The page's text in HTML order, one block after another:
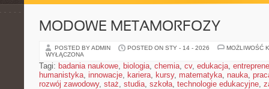
MODOWE METAMORFOZY
POSTED BY ADMIN POSTED ON STY - 14 - 2026
MOŻLIWOŚĆ
WYŁĄCZONA
Tagi: badania naukowe, biologia, chemia, cv, edukacja,
humanistyka, innowacje, kariera, kursy, matematyka, nauka,
rozwój zawodowy, staż, studia, szkoła, technologie edukacyjne,